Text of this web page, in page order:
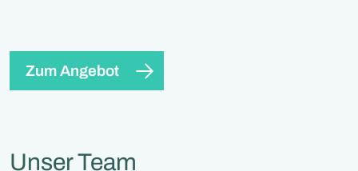
Zum Angebot
Unser Team